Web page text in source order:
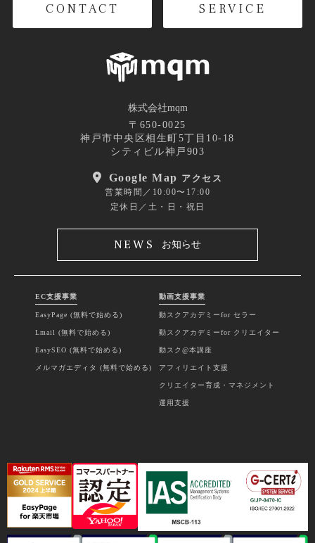
CONTACT SERVICE
株式会社mqm
〒650-0025
神戸市中央区相生町5丁目10-18
シティビル神戸903
Google Map アクセス
営業時間／10:00〜17:00
定休日／土・日・祝日
NEWS お知らせ
EC支援事業
EasyPage (無料で始める)
Lmail (無料で始める)
EasySEO (無料で始める)
メルマガエディタ (無料で始める)
動画支援事業
動スクアカデミーfor セラー
動スクアカデミーfor クリエイター
動スク@本講座
アフィリエイト支援
クリエイター育成・マネジメント
運用支援